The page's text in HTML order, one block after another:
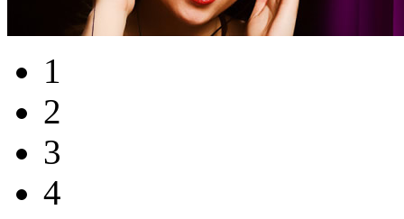
1
2
3
4